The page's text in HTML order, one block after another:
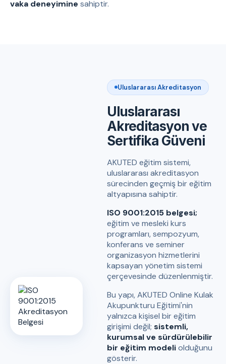
vaka deneyimine sahiptir.
Uluslararası Akreditasyon
Uluslararası
Akreditasyon ve
Sertifika Güveni
AKUTED eğitim sistemi,
uluslararası akreditasyon
sürecinden geçmiş bir eğitim
altyapısına sahiptir.
ISO 9001:2015 belgesi;
eğitim ve mesleki kurs
programları, sempozyum,
konferans ve seminer
organizasyon hizmetlerini
kapsayan yönetim sistemi
çerçevesinde düzenlenmiştir.
Bu yapı, AKUTED Online Kulak
Akupunkturu Eğitimi'nin
yalnızca kişisel bir eğitim
girişimi değil; sistemli,
kurumsal ve sürdürülebilir
bir eğitim modeliolduğunu
gösterir.